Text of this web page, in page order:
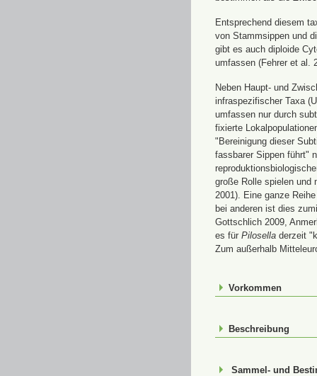
Entsprechend diesem
von Stammsippen und
gibt es auch diploide
umfassen (Fehrer et al.
Neben Haupt- und
infraspezifischer Taxa
umfassen nur durch
fixierte
"Bereinigung dieser
fassbarer Sippen führt"
große Rolle spielen und
2001). Eine ganze
bei anderen ist dies
Gottschlich 2009,
es für Pilosella derzeit
Zum außerhalb
Vorkommen
Beschreibung
Sammel- und